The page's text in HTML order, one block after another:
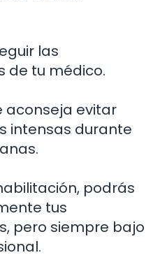
las
de tu médico.
aconseja evitar
intensas durante
podrás
tus
pero siempre bajo